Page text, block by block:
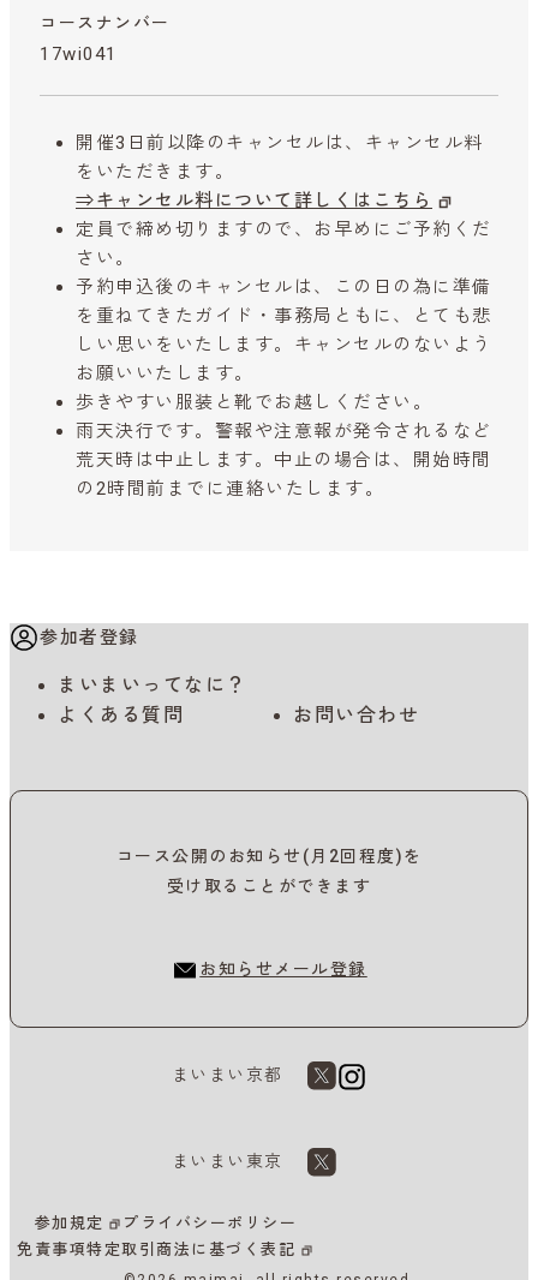
コースナンバー
17wi041
開催3日前以降のキャンセルは、キャンセル料
をいただきます。
⇒キャンセル料について詳しくはこちら
定員で締め切りますので、お早めにご予約くだ
さい。
予約申込後のキャンセルは、この日の為に準備
を重ねてきたガイド・事務局ともに、とても悲
しい思いをいたします。キャンセルのないよう
お願いいたします。
歩きやすい服装と靴でお越しください。
雨天決行です。警報や注意報が発令されるなど
荒天時は中止します。中止の場合は、開始時間
の2時間前までに連絡いたします。
参加者登録
まいまいってなに？
よくある質問
お問い合わせ
コース公開のお知らせ(月2回程度)を
受け取ることができます
お知らせメール登録
まいまい京都
まいまい東京
参加規定
プライバシーポリシー
免責事項特定取引商法に基づく表記